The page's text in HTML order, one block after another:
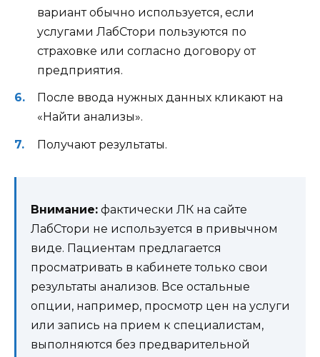
вариант обычно используется, если
услугами ЛабСтори пользуются по
страховке или согласно договору от
предприятия.
После ввода нужных данных кликают на
«Найти анализы».
Получают результаты.
Внимание: фактически ЛК на сайте
ЛабСтори не используется в привычном
виде. Пациентам предлагается
просматривать в кабинете только свои
результаты анализов. Все остальные
опции, например, просмотр цен на услуги
или запись на прием к специалистам,
выполняются без предварительной